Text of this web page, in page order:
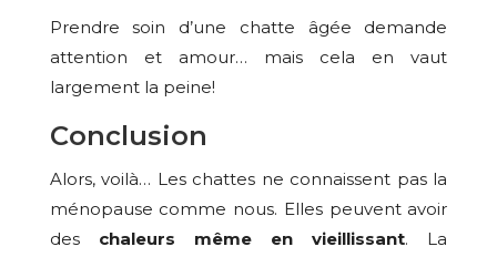
Prendre soin d’une chatte âgée demande
attention et amour… mais cela en vaut
largement la peine!
Conclusion
Alors, voilà… Les chattes ne connaissent pas la
ménopause comme nous. Elles peuvent avoir
des chaleurs même en vieillissant. La